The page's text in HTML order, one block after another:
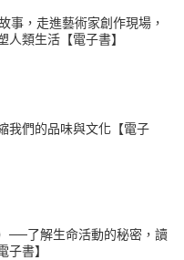
稽的故事。《格列佛游记》
记、飞岛国游记和慧驷国游
格列佛游记[彩图拼音版）》
了前两部分，主要讲述了一
十二分之一大，国内却充满
发生战祸。格列佛费劲周折
入大人国，成为了富农的摇
到了王后与国王的宠爱，摆
意外离开大人国。
事，走進藝術家創作現場，
人類生活【電子書】
我們的品味與文化【電子
──了解生命活動的秘密，讀
子書】